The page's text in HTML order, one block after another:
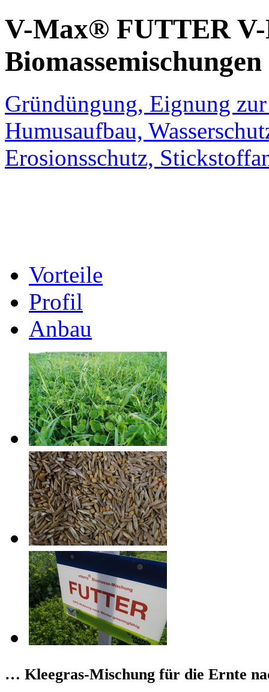
V-Max® FUTTER
Biomassemischungen
Gründüngung, Eignung
Humusaufbau,
Erosionsschutz,
Vorteile
Profil
Anbau
… Kleegras-Mischung für die Ernte